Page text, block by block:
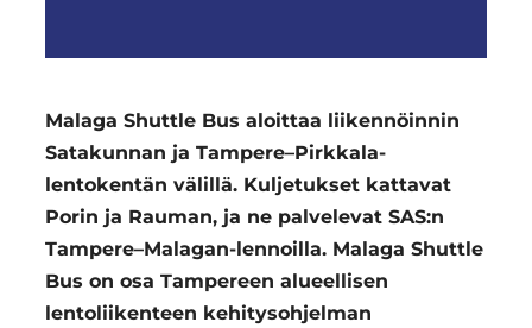
Malaga Shuttle Bus aloittaa liikennöinnin
Satakunnan ja Tampere–Pirkkala-
lentokentän välillä. Kuljetukset kattavat
Porin ja Rauman, ja ne palvelevat SAS:n
Tampere–Malagan-lennoilla. Malaga Shuttle
Bus on osa Tampereen alueellisen
lentoliikenteen kehitysohjelman